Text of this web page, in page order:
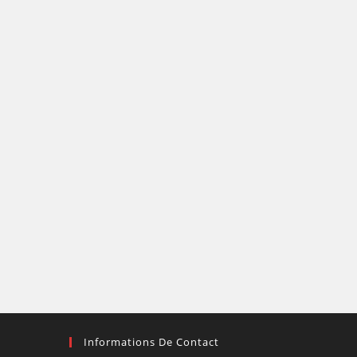
Informations De Contact